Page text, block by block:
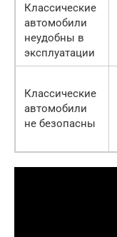
Классические
автомобили
неудобны в
эксплуатации
Классические
автомобили
не безопасны